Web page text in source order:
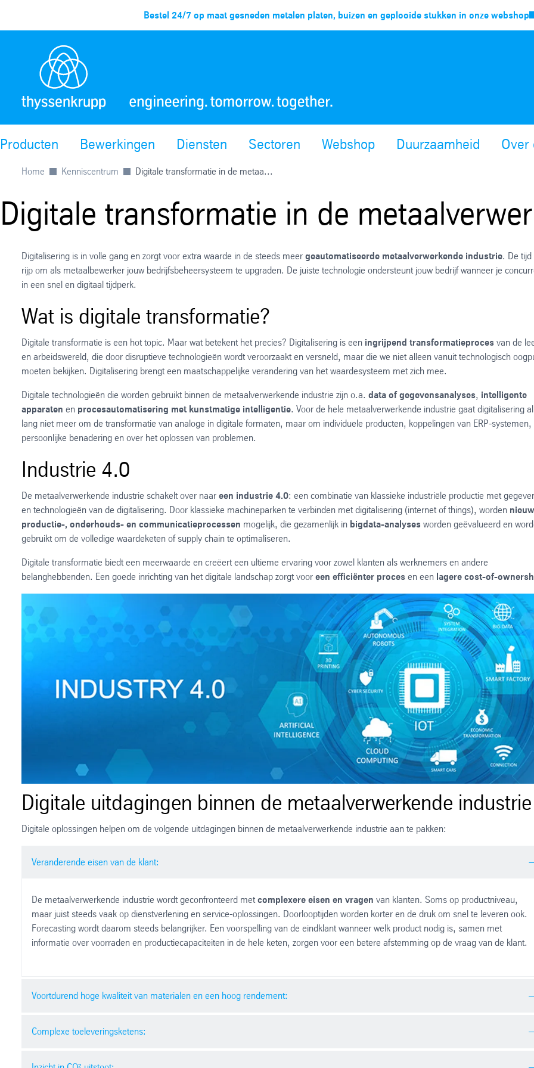
Bestel 24/7 op maat gesneden metalen platen, buizen en geplooide stukken in onze webshop
Producten Bewerkingen Diensten Sectoren Webshop Duurzaamheid Over
Home Kenniscentrum Digitale transformatie in de metaa...
Digitale transformatie in de
Digitalisering is in volle gang en zorgt voor extra waarde in de steeds meer geautomatiseerde metaalverwerkende industrie. De tijd
rijp om als metaalbewerker jouw bedrijfsbeheersysteem te upgraden. De juiste technologie ondersteunt jouw bedrijf wanneer je
in een snel en digitaal tijdperk.
Wat is digitale transformatie?
Digitale transformatie is een hot topic. Maar wat betekent het precies? Digitalisering is een ingrijpend transformatieproces van de
en arbeidswereld, die door disruptieve technologieën wordt veroorzaakt en versneld, maar die we niet alleen vanuit technologisch
moeten bekijken. Digitalisering brengt een maatschappelijke verandering van het waardesysteem met zich mee.
Digitale technologieën die worden gebruikt binnen de metaalverwerkende industrie zijn o.a. data of gegevensanalyses, intelligente
apparaten en procesautomatisering met kunstmatige intelligentie. Voor de hele metaalverwerkende industrie gaat digitalisering al
lang niet meer om de transformatie van analoge in digitale formaten, maar om individuele producten, koppelingen van ERP-systemen,
persoonlijke benadering en over het oplossen van problemen.
Industrie 4.0
De metaalverwerkende industrie schakelt over naar een industrie 4.0: een combinatie van klassieke industriële productie met
en technologieën van de digitalisering. Door klassieke machineparken te verbinden met digitalisering (internet of things), worden
productie-, onderhouds- en communicatieprocessen mogelijk, die gezamenlijk in bigdata-analyses worden geëvalueerd en
gebruikt om de volledige waardeketen of supply chain te optimaliseren.
Digitale transformatie biedt een meerwaarde en creëert een ultieme ervaring voor zowel klanten als werknemers en andere
belanghebbenden. Een goede inrichting van het digitale landschap zorgt voor een efficiënter proces en een lagere cost-of-
Digitale uitdagingen binnen de metaalverwerkende industrie
Digitale oplossingen helpen om de volgende uitdagingen binnen de metaalverwerkende industrie aan te pakken:
Veranderende eisen van de klant:
De metaalverwerkende industrie wordt geconfronteerd metcomplexere eisen en vragen van klanten. Soms op productniveau,
maar juist steeds vaak op dienstverlening en service-oplossingen. Doorlooptijden worden korter en de druk om snel te leveren ook.
Forecasting wordt daarom steeds belangrijker. Een voorspelling van de eindklant wanneer welk product nodig is, samen met
informatie over voorraden en productiecapaciteiten in de hele keten, zorgen voor een betere afstemming op de vraag van de klant.
Voortdurend hoge kwaliteit van materialen en een hoog rendement:
Om de hoogste kwaliteit in materialen en een hoog rendement te bereiken, is het goed om aan de aanleverzijde constante kwaliteit
juiste certificaten waardoor productiegegevens inzichtelijk worden. De bewerkingsmachines kunnen op basis van deze
Complexe toeleveringsketens: